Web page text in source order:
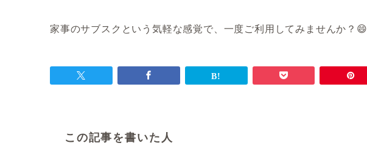
家事のサブスクという気軽な感覚で、一度ご利用してみませんか？😄
この記事を書いた人